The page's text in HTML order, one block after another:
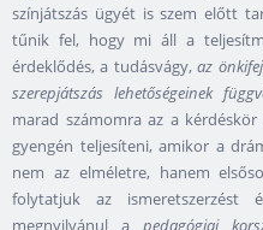
színjátszás ügyét is szem előtt
tűnik fel, hogy mi áll a
érdeklődés, a tudásvágy,az
szerepjátszás lehetőségeinek
marad számomra az a
gyengén teljesíteni, amikor a
nem az elméletre, hanem
folytatjuk az ismeretszerzést
megnyilvánul a pedagógiai